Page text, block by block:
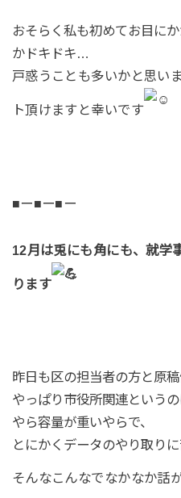
おそらく私も初めてお目に
かドキドキ…
戸惑うことも多いかと思い
ト頂けますと幸いです
■ー■ー■ー
12月は兎にも角にも、就学
ります
昨日も区の担当者の方と原
やっぱり市役所関連という
やら容量が重いやらで、
とにかくデータのやり取り
そんなこんなでなかなか話